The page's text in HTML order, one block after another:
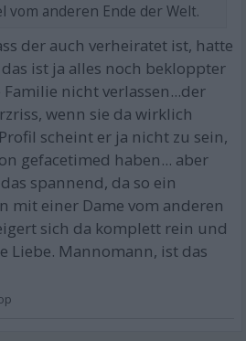
vom anderen Ende der Welt.
der auch verheiratet ist, hatte
ist ja alles noch bekloppter
nicht verlassen...der
wenn sie da wirklich
scheint er ja nicht zu sein,
gefacetimed haben... aber
spannend, da so ein
mit einer Dame vom anderen
sich da komplett rein und
Liebe. Mannomann, ist das